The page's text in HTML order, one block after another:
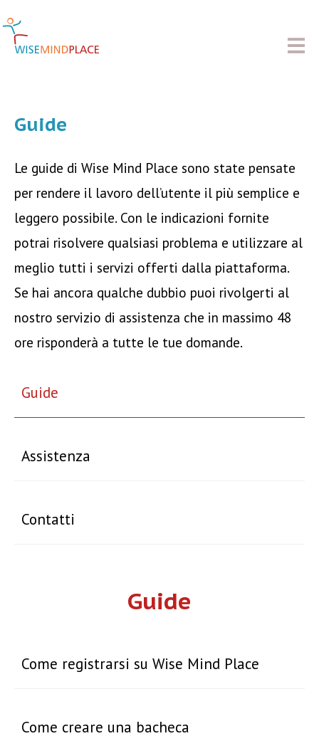
Guide
Le guide di Wise Mind Place sono state pensate
per rendere il lavoro dell’utente il più semplice e
leggero possibile. Con le indicazioni fornite
potrai risolvere qualsiasi problema e utilizzare al
meglio tutti i servizi offerti dalla piattaforma.
Se hai ancora qualche dubbio puoi rivolgerti al
nostro servizio di assistenza che in massimo 48
ore risponderà a tutte le tue domande.
Guide
Assistenza
Contatti
Guide
Come registrarsi su Wise Mind Place
Come creare una bacheca